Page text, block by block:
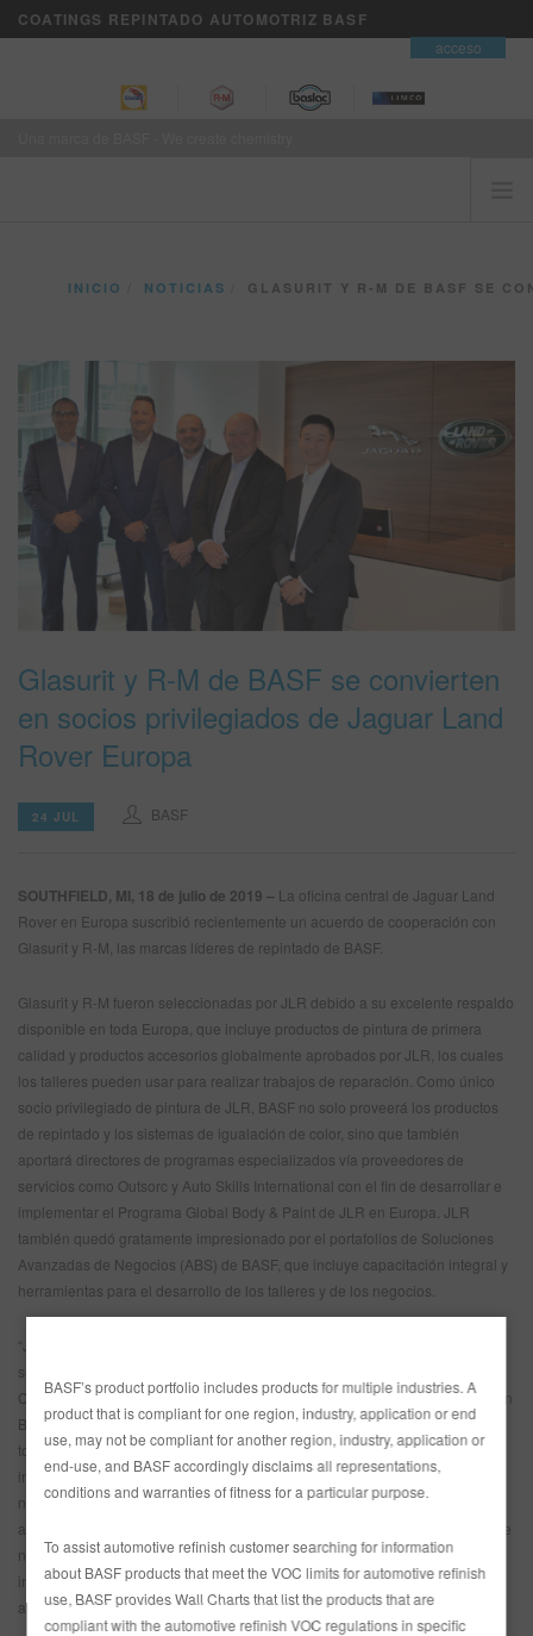
COATINGS REPINTADO AUTOMOTRIZ BASF
acceso
EL CLIENTE ES PRIMERO
ENTRENAMIENTO
NOTICIAS
DONDE COMPRAR
REFINITY
SITIO DE BÚSQUEDA
ESP
INICIO NOTICIAS GLASURIT Y R-M DE BASF SE CONVIERTEN EN
Glasurit y R-M de BASF se convierten
en socios privilegiados de Jaguar Land
Rover Europa
24 JUL BASF
SOUTHFIELD, MI, 18 de julio de 2019 – La oficina central de Jaguar Land
Rover en Europa suscribió recientemente un acuerdo de cooperación con
Glasurit y R-M, las marcas líderes de repintado de BASF.
Glasurit y R-M fueron seleccionadas por JLR debido a su excelente respaldo
disponible en toda Europa, que incluye productos de pintura de primera
calidad y productos accesorios globalmente aprobados por JLR, los cuales
los talleres pueden usar para realizar trabajos de reparación. Como único
socio privilegiado de pintura de JLR, BASF no solo proveerá los productos
de repintado y los sistemas de igualación de color, sino que también
aportará directores de programas especializados vía proveedores de
servicios como Outsorc y Auto Skills International con el fin de desarrollar e
implementar el Programa Global Body & Paint de JLR en Europa. JLR
también quedó gratamente impresionado por el portafolios de Soluciones
Avanzadas de Negocios (ABS) de BASF, que incluye capacitación integral y
herramientas para el desarrollo de los talleres y de los negocios.
sus socios de negocios”, expresó Oliver Birk, Director de Gestión Global de
Cuentas Principales de Repintado Automotriz BASF. “El Programa European
Body & Paint ofrecerá un enfoque equilibrado, ocupándose primero y ante
todo de la infraestructura de negocios de los talleres (planificación de
instalaciones, herramientas, conformidad técnica, por ejemplo)….. ¡Con
nuestro portafolios consultivo de Soluciones Avanzadas de Negocios (ABS)
analizaremos la eficiencia, monitorearemos el desempeño y el desarrollo de
negocios y proporcionaremos las herramientas apropiadas, asesoría
individual y planes de acción para mejorar las operaciones de los talleres y
aumentar las oportunidades comerciales!”
BASF’s product portfolio includes products for multiple industries. A
product that is compliant for one region, industry, application or end
use, may not be compliant for another region, industry, application or
end-use, and BASF accordingly disclaims all representations,
conditions and warranties of fitness for a particular purpose.
To assist automotive refinish customer searching for information
about BASF products that meet the VOC limits for automotive refinish
use, BASF provides Wall Charts that list the products that are
compliant with the automotive refinish VOC regulations in specific